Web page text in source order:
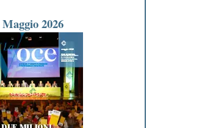
Maggio 2026